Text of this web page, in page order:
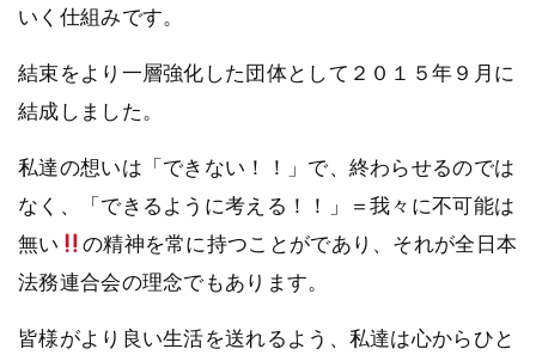
いく仕組みです。
結束をより一層強化した団体として２０１５年９月に
結成しました。
私達の想いは「できない！！」で、終わらせるのでは
なく、「できるように考える！！」＝我々に不可能は
無い
の精神を常に持つことがであり、それが全日本
法務連合会の理念でもあります。
皆様がより良い生活を送れるよう、私達は心からひと